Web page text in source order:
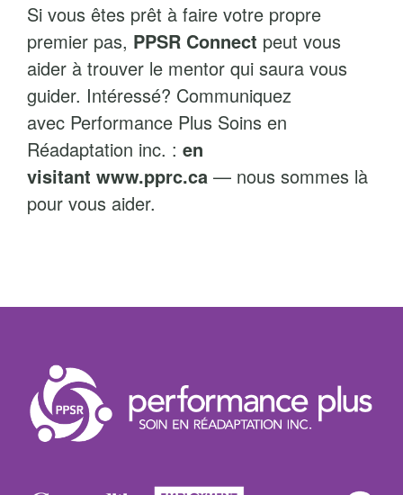
Si vous êtes prêt à faire votre propre
premier pas, PPSR Connect peut vous
aider à trouver le mentor qui saura vous
guider. Intéressé? Communiquez
avec Performance Plus Soins en
Réadaptation inc. : en
visitant www.pprc.ca — nous sommes là
pour vous aider.